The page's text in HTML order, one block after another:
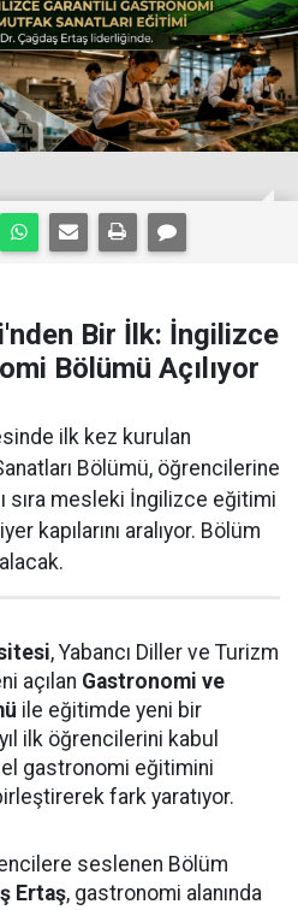
Bir İlk: İngilizce
Bölümü Açılıyor
ilk kez kurulan
Bölümü, öğrencilerine
sıra mesleki İngilizce eğitimi
kapılarını aralıyor. Bölüm
, Yabancı Diller ve Turizm
açılan Gastronomi ve
ile eğitimde yeni bir
ilk öğrencilerini kabul
gastronomi eğitimini
fark yaratıyor.
seslenen Bölüm
Ertaş, gastronomi alanında